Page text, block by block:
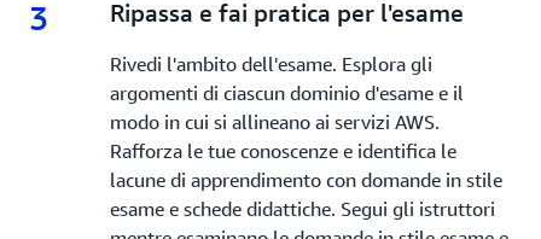
3 3.
Ripassa e fai pratica per l'esame
Rivedi l'ambito dell'esame. Esplora gli
argomenti di ciascun dominio d'esame e il
modo in cui si allineano ai servizi AWS.
Rafforza le tue conoscenze e identifica le
lacune di apprendimento con domande in stile
esame e schede didattiche. Segui gli istruttori